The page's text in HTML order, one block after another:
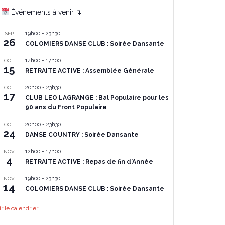
Événements à venir ↴
SEP
26
19h00 - 23h30
COLOMIERS DANSE CLUB : Soirée Dansante
OCT
15
14h00 - 17h00
RETRAITE ACTIVE : Assemblée Générale
OCT
17
20h00 - 23h30
CLUB LEO LAGRANGE : Bal Populaire pour les
90 ans du Front Populaire
OCT
24
20h00 - 23h30
DANSE COUNTRY : Soirée Dansante
NOV
4
12h00 - 17h00
RETRAITE ACTIVE : Repas de fin d’Année
NOV
14
19h00 - 23h30
COLOMIERS DANSE CLUB : Soirée Dansante
le calendrier